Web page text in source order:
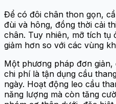
Để có đôi chân thon gọn,
đùi và hông, đồng thời cải
chân. Tuy nhiên, mỡ tích tụ
giảm hơn so với các vùng
Một phương pháp đơn
chi phí là tận dụng cầu
ngày. Hoạt động leo cầu
năng lượng mà còn tăng